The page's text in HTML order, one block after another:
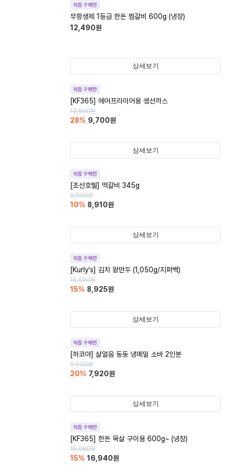
직접 구매한
무항생제 1등급 한돈 찜갈비 600g (냉장)
12,490원
상세보기
직접 구매한
[KF365] 에어프라이어용 생선까스
13,500원
28% 9,700원
상세보기
직접 구매한
[조선호텔] 떡갈비 345g
9,900원
10% 8,910원
상세보기
직접 구매한
[Kurly's] 김치 왕만두 (1,050g/지퍼백)
10,500원
15% 8,925원
상세보기
직접 구매한
[하코야] 살얼음 동동 냉메밀 소바 2인분
9,900원
20% 7,920원
상세보기
직접 구매한
[KF365] 한돈 목살 구이용 600g~ (냉장)
19,980원
15% 16,940원